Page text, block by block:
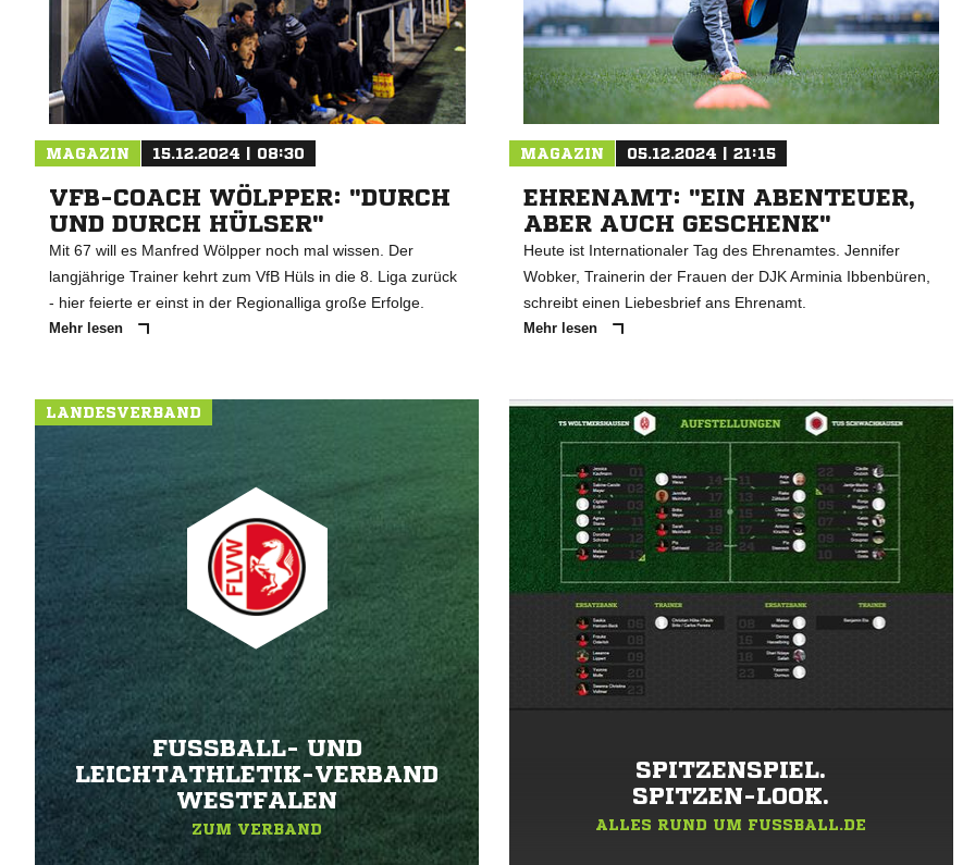
NACHRICHT
* Pflichtfelder
MAGAZIN 15.12.2024 | 08:30
VFB-COACH WÖLPPER: "DURCH
UND DURCH HÜLSER"
Mit 67 will es Manfred Wölpper noch mal wissen. Der
langjährige Trainer kehrt zum VfB Hüls in die 8. Liga zurück
- hier feierte er einst in der Regionalliga große Erfolge.
Mehr lesen
MAGAZIN 05.12.2024 | 21:15
EHRENAMT: "EIN ABENTEUER,
ABER AUCH GESCHENK"
Heute ist Internationaler Tag des Ehrenamtes. Jennifer
Wobker, Trainerin der Frauen der DJK Arminia Ibbenbüren,
schreibt einen Liebesbrief ans Ehrenamt.
Mehr lesen
LANDESVERBAND
FUSSBALL- UND L
EICHTATHLETIK-VERBAND W
ESTFALEN
ZUM VERBAND
SPITZENSPIEL.
SPITZEN-LOOK.
ALLES RUND UM FUSSBALL.DE